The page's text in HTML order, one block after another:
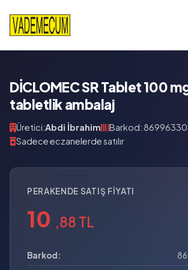
DİCLOMEC SR Tablet 100
tabletlik ambalaj
Üretici:Abdi İbrahim
Barkod:
Sadece eczanelerde satılır
PERAKENDE SATIŞ FIYATI
10 ,88 TL
Barkod: